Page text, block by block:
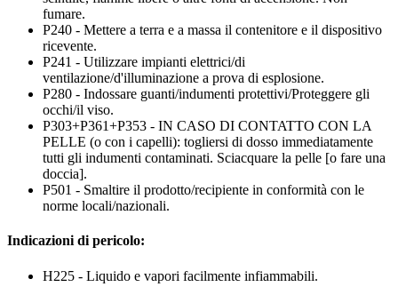
fumare.
P240 - Mettere a terra e a massa il contenitore e il dispositivo
ricevente.
P241 - Utilizzare impianti elettrici/di
ventilazione/d'illuminazione a prova di esplosione.
P280 - Indossare guanti/indumenti protettivi/Proteggere gli
occhi/il viso.
P303+P361+P353 - IN CASO DI CONTATTO CON LA
PELLE (o con i capelli): togliersi di dosso immediatamente
tutti gli indumenti contaminati. Sciacquare la pelle [o fare una
doccia].
P501 - Smaltire il prodotto/recipiente in conformità con le
norme locali/nazionali.
Indicazioni di pericolo:
H225 - Liquido e vapori facilmente infiammabili.